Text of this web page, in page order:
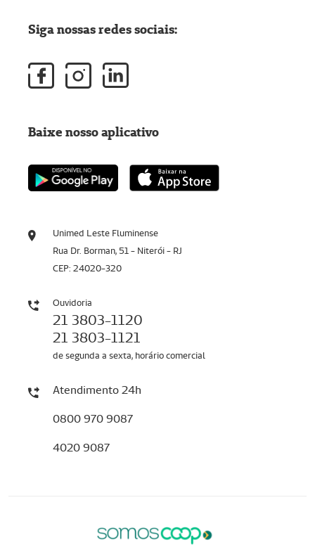
Unimed Leste Fluminense
Rua Dr. Borman, 51 - Niterói - RJ
CEP: 24020-320
Ouvidoria
21 3803-1120
21 3803-1121
de segunda a sexta, horário comercial
Atendimento 24h
0800 970 9087
4020 9087
Siga nossas redes sociais:
Baixe nosso aplicativo